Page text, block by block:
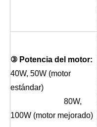
③ Potencia del motor:
40W, 50W (motor
estándar)
80W,
100W (motor mejorado)